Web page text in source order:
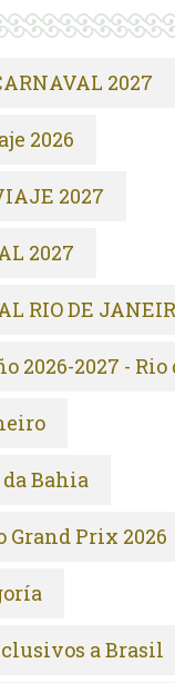
2027
2026
2027
2027
RIO DE
2026-2027 -
Bahia
Grand Prix 2026
a Brasil